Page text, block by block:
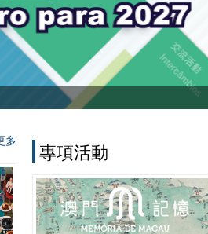
多 專項活動